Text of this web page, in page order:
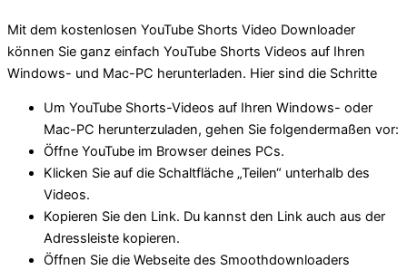
Mit dem kostenlosen YouTube Shorts Video Downloader
können Sie ganz einfach YouTube Shorts Videos auf Ihren
Windows- und Mac-PC herunterladen. Hier sind die Schritte
Um YouTube Shorts-Videos auf Ihren Windows- oder
Mac-PC herunterzuladen, gehen Sie folgendermaßen vor:
Öffne YouTube im Browser deines PCs.
Klicken Sie auf die Schaltfläche „Teilen“ unterhalb des
Videos.
Kopieren Sie den Link. Du kannst den Link auch aus der
Adressleiste kopieren.
Öffnen Sie die Webseite des Smoothdownloaders